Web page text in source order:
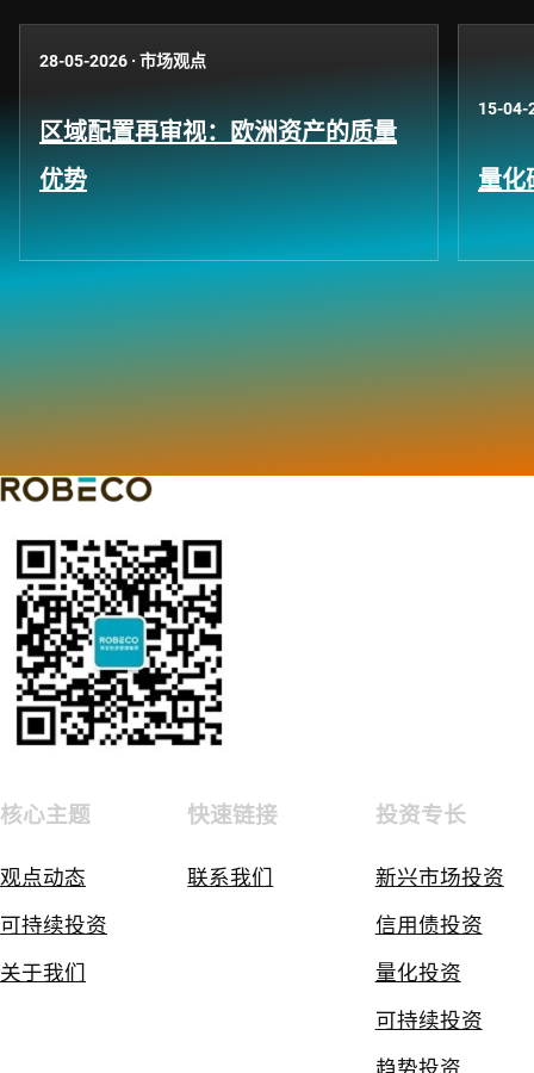
28-05-2026 · 市场观点
区域配置再审视：欧洲资产的质量
优势
15-04-
量化
核心主题
观点动态
可持续投资
关于我们
快速链接
联系我们
投资专长
新兴市场投资
信用债投资
量化投资
可持续投资